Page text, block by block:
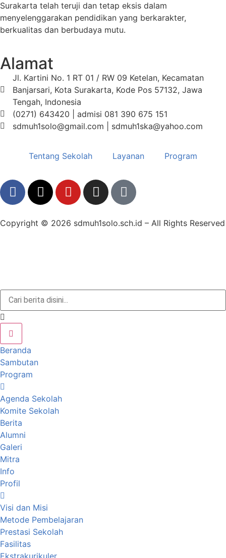
Surakarta telah teruji dan tetap eksis dalam
menyelenggarakan pendidikan yang berkarakter,
berkualitas dan berbudaya mutu.
Alamat
Jl. Kartini No. 1 RT 01 / RW 09 Ketelan, Kecamatan
Banjarsari, Kota Surakarta, Kode Pos 57132, Jawa
Tengah, Indonesia
(0271) 643420 | admisi 081 390 675 151
sdmuh1solo@gmail.com | sdmuh1ska@yahoo.com
Tentang Sekolah Layanan Program
Copyright © 2026 sdmuh1solo.sch.id – All Rights Reserved
Beranda
Sambutan
Program
Agenda Sekolah
Komite Sekolah
Berita
Alumni
Galeri
Mitra
Info
Profil
Visi dan Misi
Metode Pembelajaran
Prestasi Sekolah
Fasilitas
Ekstrakurikuler